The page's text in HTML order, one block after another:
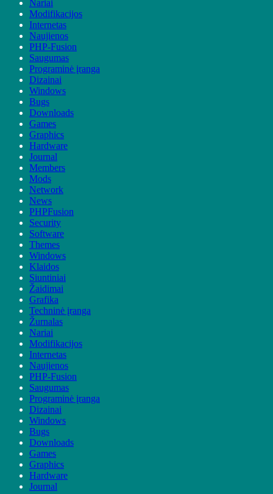
Nariai
Modifikacijos
Internetas
Naujienos
PHP-Fusion
Saugumas
Programinė įranga
Dizainai
Windows
Bugs
Downloads
Games
Graphics
Hardware
Journal
Members
Mods
Network
News
PHPFusion
Security
Software
Themes
Windows
Klaidos
Siuntiniai
Žaidimai
Grafika
Techninė įranga
Žurnalas
Nariai
Modifikacijos
Internetas
Naujienos
PHP-Fusion
Saugumas
Programinė įranga
Dizainai
Windows
Bugs
Downloads
Games
Graphics
Hardware
Journal